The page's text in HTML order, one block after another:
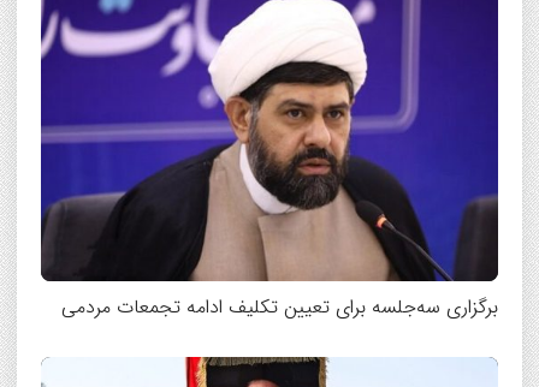
برگزاری سه‌جلسه برای تعیین تکلیف ادامه تجمعات مردمی